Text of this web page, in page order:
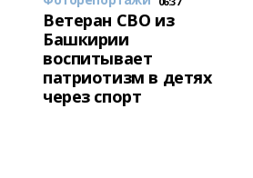
Ветеран СВО из
Башкирии
воспитывает
патриотизм в детях
через спорт